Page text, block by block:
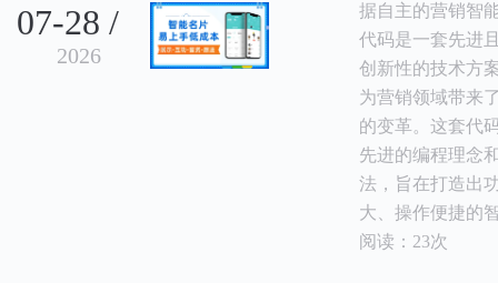
07-28 /
2026
据自主的营销智
代码是一套先进
创新性的技术方
为营销领域带来
的变革。这套代
先进的编程理念
法，旨在打造出
大、操作便捷的
阅读：23次